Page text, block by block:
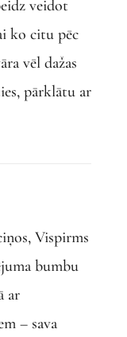
veidot
ko citu pēc
vēl dažas
pārklātu ar
Vispirms
bumbu
ar
– sava